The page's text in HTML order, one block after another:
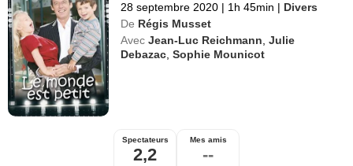
28 septembre 2020 | 1h 45min | Divers
De Régis Musset
Avec Jean-Luc Reichmann ,Julie
Debazac ,Sophie Mounicot
Spectateurs
2,2
Mes amis
--